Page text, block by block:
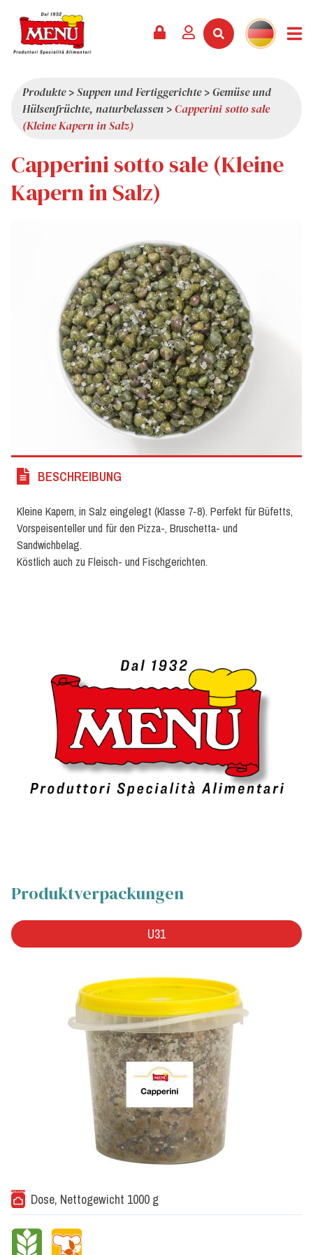
KATALOG
SERVICES
NEUHEITEN
PRÄMIEN
ÜBER UNS
QUALITÄT
INTERESSANTES
SHOWROOM
Produkte>Suppen und Fertiggerichte>Gemüse und
Hülsenfrüchte, naturbelassen >Capperini sotto sale
(Kleine Kapern in Salz)
Capperini sotto sale (Kleine
Kapern in Salz)
BESCHREIBUNG
Kleine Kapern, in Salz eingelegt (Klasse 7-8). Perfekt für Büfetts,
Vorspeisenteller und für den Pizza-, Bruschetta- und
Sandwichbelag.
Köstlich auch zu Fleisch- und Fischgerichten.
Produktverpackungen
U31
Dose, Nettogewicht 1000 g